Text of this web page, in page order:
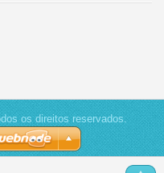
os direitos reservados.